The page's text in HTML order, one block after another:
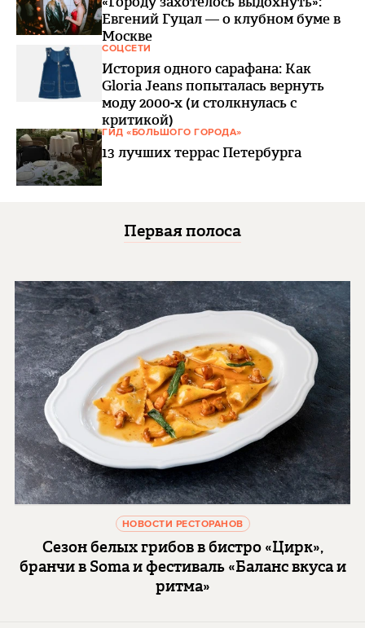
Евгений Гуцал — о клубном буме в
Москве
СОЦСЕТИ
История одного сарафана: Как
Gloria Jeans попыталась вернуть
моду 2000-х (и столкнулась с
критикой)
ГИД «БОЛЬШОГО ГОРОДА»
13 лучших террас Петербурга
Первая полоса
НОВОСТИ РЕСТОРАНОВ
Сезон белых грибов в бистро «Цирк»,
бранчи в Soma и фестиваль «Баланс вкуса и
ритма»